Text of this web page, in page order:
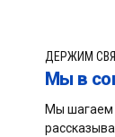
ДЕРЖИМ
Мы в
Мы шагаем